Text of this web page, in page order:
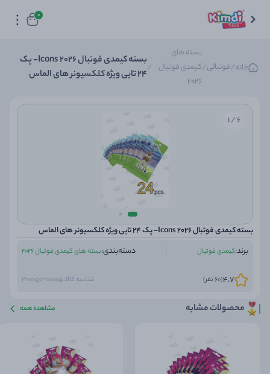
0
خانه/فوتبالی/
بسته های
کیمدی فوتبال
2026
/
بسته کیمدی فوتبال 2026 Icons- پک
24 تایی ویژه کلکسیونر های الماس
6 / 1
بسته کیمدی فوتبال 2026 Icons- پک 24 تایی ویژه کلکسیونر های الماس
برند:کیمدی فوتبال دسته‌بندی:بسته های کیمدی فوتبال 2026
4.7(60 نفر) شناسه کالا: 300050300005
محصولات مشابه مشاهده همه